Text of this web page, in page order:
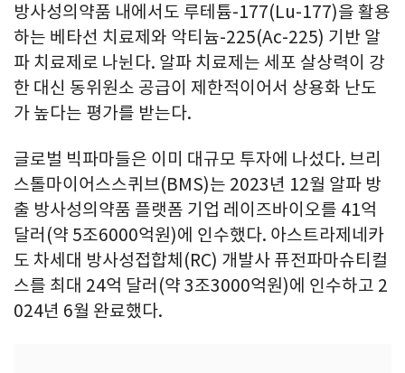
방사성의약품 내에서도 루테튬-177(Lu-177)을 활용
하는 베타선 치료제와 악티늄-225(Ac-225) 기반 알
파 치료제로 나뉜다. 알파 치료제는 세포 살상력이 강
한 대신 동위원소 공급이 제한적이어서 상용화 난도
가 높다는 평가를 받는다.
글로벌 빅파마들은 이미 대규모 투자에 나섰다. 브리
스톨마이어스스퀴브(BMS)는 2023년 12월 알파 방
출 방사성의약품 플랫폼 기업 레이즈바이오를 41억
달러(약 5조6000억원)에 인수했다. 아스트라제네카
도 차세대 방사성접합체(RC) 개발사 퓨전파마슈티컬
스를 최대 24억 달러(약 3조3000억원)에 인수하고 2
024년 6월 완료했다.